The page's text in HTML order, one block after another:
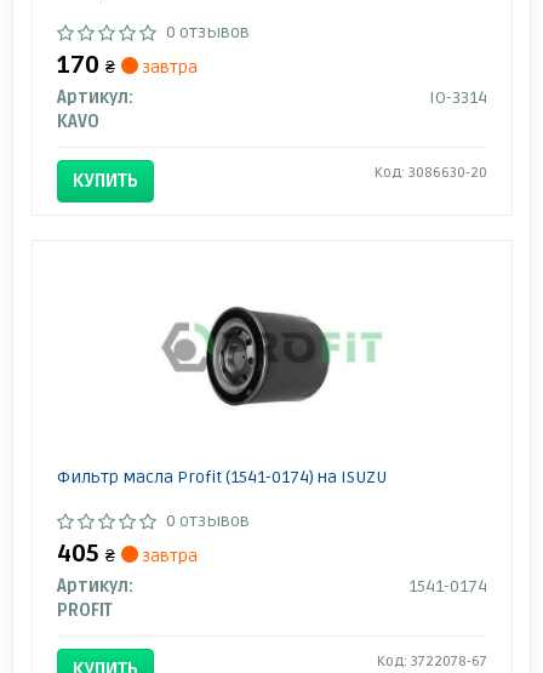
0 отзывов
170 ₴
завтра
Артикул:
IO-3314
KAVO
КУПИТЬ Код: 3086630-20
Фильтр масла Profit (1541-0174) на ISUZU
0 отзывов
405 ₴
завтра
Артикул:
1541-0174
PROFIT
Код: 3722078-67